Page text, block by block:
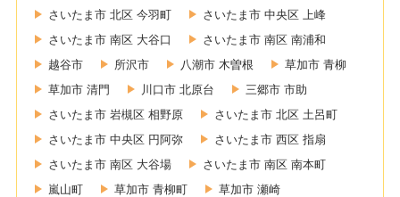
さいたま市 北区 今羽町
さいたま市 中央区 上峰
さいたま市 南区 大谷口
さいたま市 南区 南浦和
越谷市
所沢市 八潮市 木曽根
草加市 青柳
草加市 清門
川口市 北原台
三郷市 市助
さいたま市 岩槻区 相野原
さいたま市 北区 土呂町
さいたま市 中央区 円阿弥
さいたま市 西区 指扇
さいたま市 南区 大谷場
さいたま市 南区 南本町
嵐山町
草加市 青柳町
草加市 瀬崎